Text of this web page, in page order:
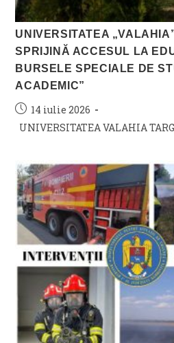
UNIVERSITATEA
SPRIJINĂ ACCESUL LA
BURSELE SPECIALE DE
ACADEMIC”
Post
published:
14 iulie 2026
Post
UNIVERSITATEA VALAHIA